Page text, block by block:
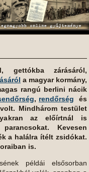
gettókba zárásáról,
a magyar kormány,
rangú berlini nácik
, rendőrség és
Mindhárom testület
az előírtnál is
Kevesen
a halálra ítélt zsidókat.
soraiban is.
példái elsősorban